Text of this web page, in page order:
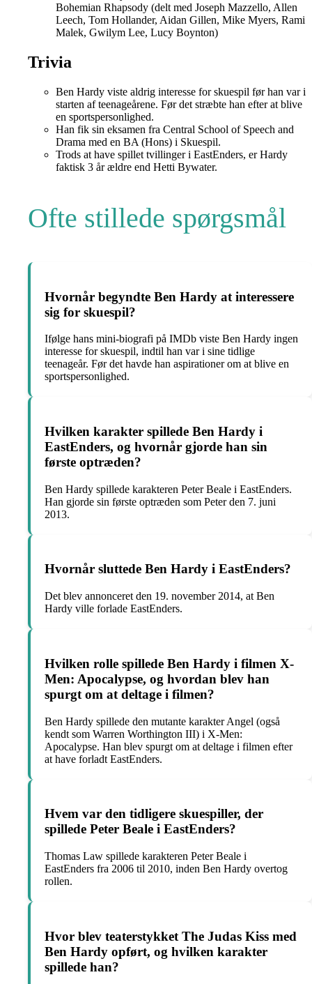
Bohemian Rhapsody (delt med Joseph Mazzello, Allen
Leech, Tom Hollander, Aidan Gillen, Mike Myers, Rami
Malek, Gwilym Lee, Lucy Boynton)
Trivia
Ben Hardy viste aldrig interesse for skuespil før han var i
starten af teenageårene. Før det stræbte han efter at blive
en sportspersonlighed.
Han fik sin eksamen fra Central School of Speech and
Drama med en BA (Hons) i Skuespil.
Trods at have spillet tvillinger i EastEnders, er Hardy
faktisk 3 år ældre end Hetti Bywater.
Ofte stillede spørgsmål
Hvornår begyndte Ben Hardy at interessere
sig for skuespil?
Ifølge hans mini-biografi på IMDb viste Ben Hardy ingen
interesse for skuespil, indtil han var i sine tidlige
teenageår. Før det havde han aspirationer om at blive en
sportspersonlighed.
Hvilken karakter spillede Ben Hardy i
EastEnders, og hvornår gjorde han sin
første optræden?
Ben Hardy spillede karakteren Peter Beale i EastEnders.
Han gjorde sin første optræden som Peter den 7. juni
2013.
Hvornår sluttede Ben Hardy i EastEnders?
Det blev annonceret den 19. november 2014, at Ben
Hardy ville forlade EastEnders.
Hvilken rolle spillede Ben Hardy i filmen X-
Men: Apocalypse, og hvordan blev han
spurgt om at deltage i filmen?
Ben Hardy spillede den mutante karakter Angel (også
kendt som Warren Worthington III) i X-Men:
Apocalypse. Han blev spurgt om at deltage i filmen efter
at have forladt EastEnders.
Hvem var den tidligere skuespiller, der
spillede Peter Beale i EastEnders?
Thomas Law spillede karakteren Peter Beale i
EastEnders fra 2006 til 2010, inden Ben Hardy overtog
rollen.
Hvor blev teaterstykket The Judas Kiss med
Ben Hardy opført, og hvilken karakter
spillede han?